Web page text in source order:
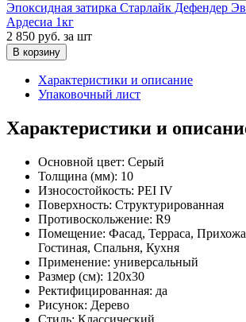
Эпоксидная затирка Старлайк Дефендер
Ардесиа 1кг
2 850 руб. за шт
В корзину
Характеристики и описание
Упаковочный лист
Характеристики и
Основной цвет: Серый
Толщина (мм): 10
Износостойкость: PEI IV
Поверхность: Структурированная
Противоскольжение: R9
Помещение: Фасад, Терраса,
Гостиная, Спальня, Кухня
Применение: универсальный
Размер (см): 120x30
Ректифицированная: да
Рисунок: Дерево